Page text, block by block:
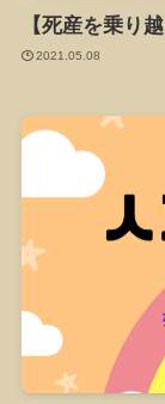
【死産を乗り
2021.05.08